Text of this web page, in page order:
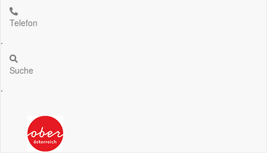
Telefon
.
Suche
.